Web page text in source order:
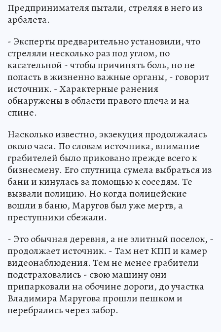
Предпринимателя пытали, стреляя в него из
арбалета.
- Эксперты предварительно установили, что
стреляли несколько раз под углом, по
касательной - чтобы причинять боль, но не
попасть в жизненно важные органы, - говорит
источник. - Характерные ранения
обнаружены в области правого плеча и на
спине.
Насколько известно, экзекуция продолжалась
около часа. По словам источника, внимание
грабителей было приковано прежде всего к
бизнесмену. Его спутница сумела выбраться из
бани и кинулась за помощью к соседям. Те
вызвали полицию. Но когда полицейские
вошли в баню, Маругов был уже мертв, а
преступники сбежали.
- Это обычная деревня, а не элитный поселок, -
продолжает источник. - Там нет КПП и камер
видеонаблюдения. Тем не менее грабители
подстраховались - свою машину они
припарковали на обочине дороги, до участка
Владимира Маругова прошли пешком и
перебрались через забор.